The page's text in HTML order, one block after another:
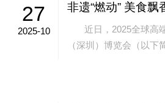
27
2025-10
近日，2025全球高
（深圳）博览会（以下